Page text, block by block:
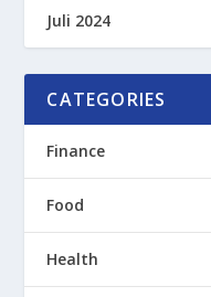
Juli 2024
CATEGORIES
Finance
Food
Health